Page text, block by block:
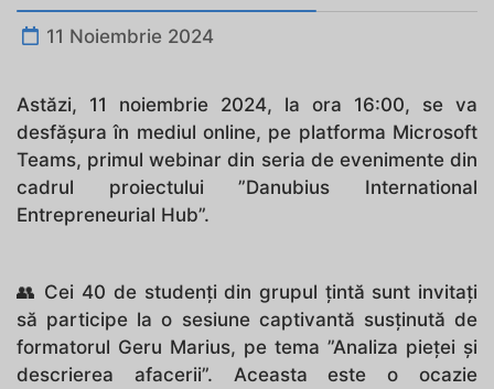
11 Noiembrie 2024
Astăzi, 11 noiembrie 2024, la ora 16:00, se va
desfășura în mediul online, pe platforma Microsoft
Teams, primul webinar din seria de evenimente din
cadrul proiectului ”Danubius International
Entrepreneurial Hub”.
👥 Cei 40 de studenți din grupul țintă sunt invitați
să participe la o sesiune captivantă susținută de
formatorul Geru Marius, pe tema ”Analiza pieței și
descrierea afacerii”. Aceasta este o ocazie